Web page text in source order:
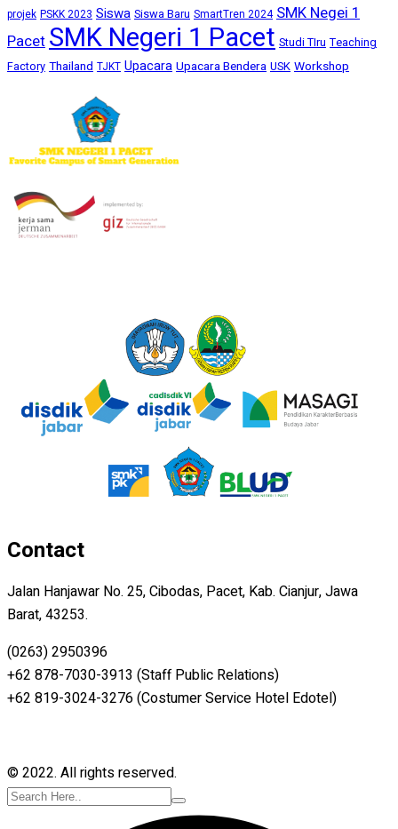
projek PSKK 2023 Siswa Siswa Baru SmartTren 2024 SMK Negei 1
PacetSMK Negeri 1 Pacet Studi TIru Teaching
Factory Thailand TJKT Upacara Upacara Bendera USK Workshop
Contact
Jalan Hanjawar No. 25, Cibodas, Pacet, Kab. Cianjur, Jawa
Barat, 43253.
(0263) 2950396
+62 878-7030-3913 (Staff Public Relations)
+62 819-3024-3276 (Costumer Service Hotel Edotel)
© 2022. All rights reserved.